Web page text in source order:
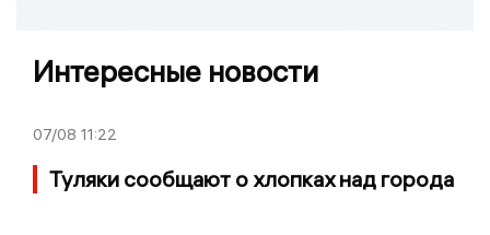
Интересные новости
07/08 11:22
Туляки сообщают о хлопках над города